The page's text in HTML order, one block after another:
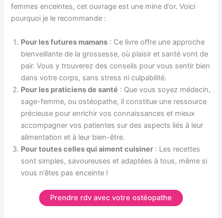
femmes enceintes, cet ouvrage est une mine d’or. Voici
pourquoi je le recommande :
Pour les futures mamans : Ce livre offre une approche
bienveillante de la grossesse, où plaisir et santé vont de
pair. Vous y trouverez des conseils pour vous sentir bien
dans votre corps, sans stress ni culpabilité.
Pour les praticiens de santé : Que vous soyez médecin,
sage-femme, ou ostéopathe, il constitue une ressource
précieuse pour enrichir vos connaissances et mieux
accompagner vos patientes sur des aspects liés à leur
alimentation et à leur bien-être.
Pour toutes celles qui aiment cuisiner : Les recettes
sont simples, savoureuses et adaptées à tous, même si
vous n’êtes pas enceinte !
Prendre rdv avec votre ostéopathe